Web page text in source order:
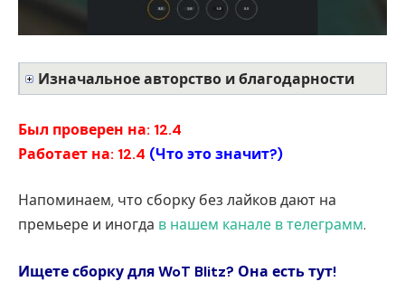
Изначальное авторство и благодарности
Был проверен на: 12.4
Работает на: 12.4 (Что это значит?)
Напоминаем, что сборку без лайков дают на
премьере и иногда в нашем канале в телеграмм.
Ищете сборку для WoT Blitz? Она есть тут!